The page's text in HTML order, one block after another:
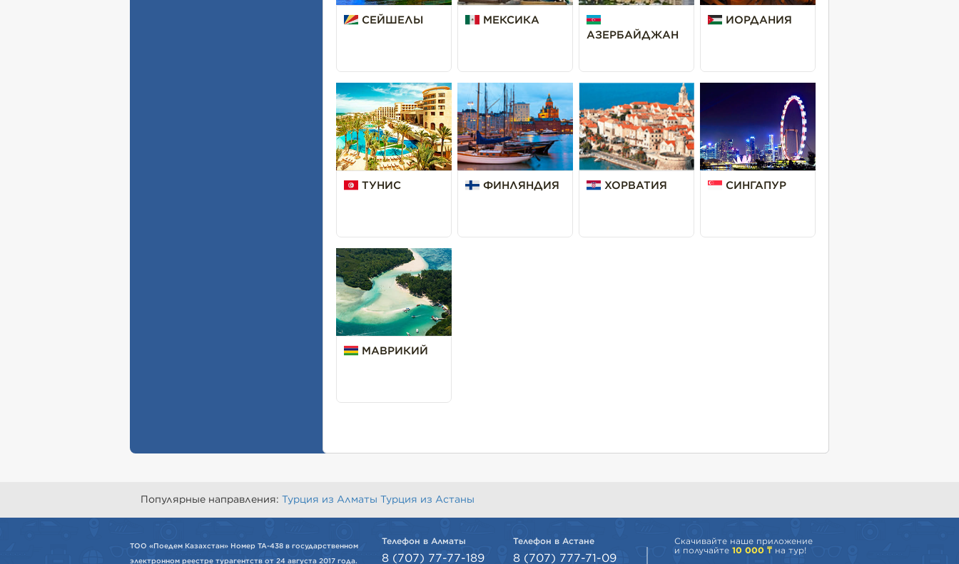
СЕЙШЕЛЫ
МЕКСИКА
АЗЕРБАЙДЖАН
ИОРДАНИЯ
ТУНИС ФИНЛЯНДИЯ ХОРВАТИЯ СИНГАПУР
МАВРИКИЙ
Популярные направления: Турция из Алматы Турция из Астаны
ТОО «Поедем Казахстан» Номер ТА-438 в государственном
электронном реестре турагентств от 24 августа 2017 года.
Телефон в Алматы
8 (707) 77-77-189
Телефон в Астане
8 (707) 777-71-09
Скачивайте наше приложение
и получайте10 000 ₸ на тур!